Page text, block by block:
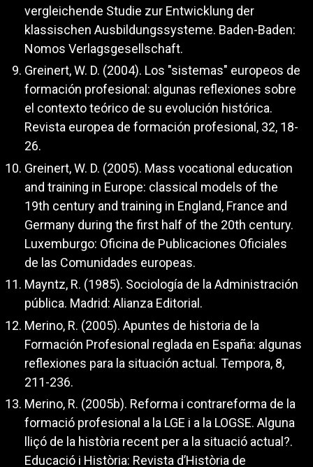
vergleichende Studie zur Entwicklung der
klassischen Ausbildungssysteme. Baden-Baden:
Nomos Verlagsgesellschaft.
Greinert, W. D. (2004). Los "sistemas" europeos de
formación profesional: algunas reflexiones sobre
el contexto teórico de su evolución histórica.
Revista europea de formación profesional, 32, 18-
26.
Greinert, W. D. (2005). Mass vocational education
and training in Europe: classical models of the
19th century and training in England, France and
Germany during the first half of the 20th century.
Luxemburgo: Oficina de Publicaciones Oficiales
de las Comunidades europeas.
Mayntz, R. (1985). Sociología de la Administración
pública. Madrid: Alianza Editorial.
Merino, R. (2005). Apuntes de historia de la
Formación Profesional reglada en España: algunas
reflexiones para la situación actual. Tempora, 8,
211-236.
Merino, R. (2005b). Reforma i contrareforma de la
formació profesional a la LGE i a la LOGSE. Alguna
lliçó de la història recent per a la situació actual?.
Educació i Història: Revista d’Història de